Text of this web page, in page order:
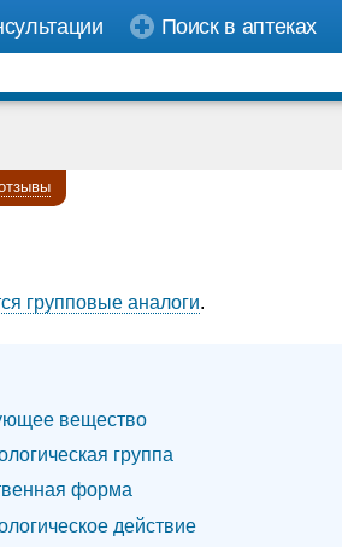
Поиск в аптеках
групповые аналоги.
вещество
группа
форма
действие